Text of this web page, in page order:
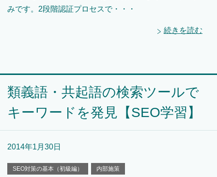
みです。2段階認証プロセスで・・・
続きを読む
類義語・共起語の検索ツールで
キーワードを発見【SEO学習】
2014年1月30日
SEO対策の基本（初級編） 内部施策